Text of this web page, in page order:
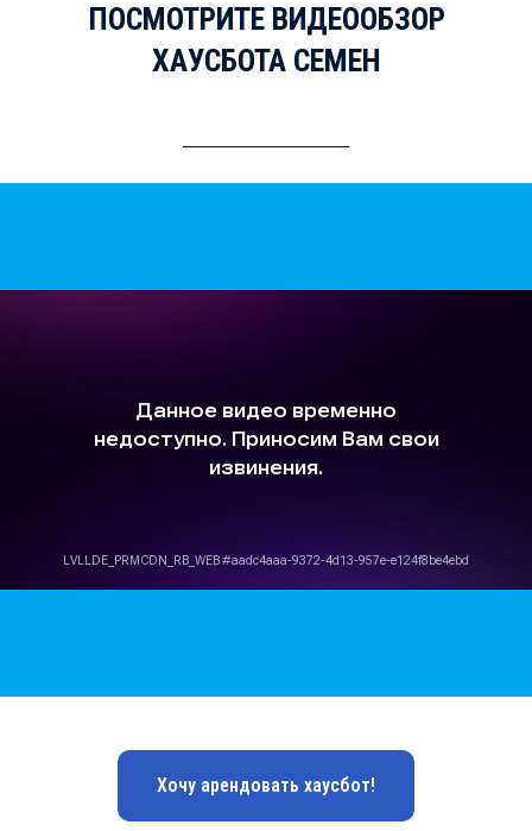
ПОСМОТРИТЕ ВИДЕООБЗОР
ХАУСБОТА СЕМЕН
Хочу арендовать хаусбот!